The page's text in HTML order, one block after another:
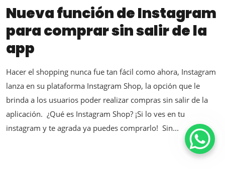
Nueva función de Instagram
para comprar sin salir de la
app
Hacer el shopping nunca fue tan fácil como ahora, Instagram
lanza en su plataforma Instagram Shop, la opción que le
brinda a los usuarios poder realizar compras sin salir de la
aplicación. ¿Qué es Instagram Shop? ¡Si lo ves en tu
instagram y te agrada ya puedes comprarlo! Sin...